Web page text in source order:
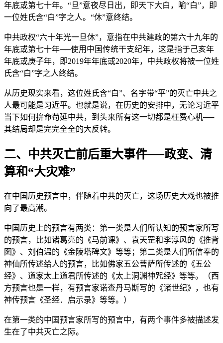
年底或第七十年。“旦”意夜尽日出，即天下大白，喻“白”，即
一位姓氏含“白”字之人。“休”意终结。
中共政权“六十年光一旦休”，意指在中共建政的第六十九年的
年底或第七十年──使用中国传统干支纪年，这是指于己亥年
年底或庚子年，即2019年年底或2020年，中共政权将被一位姓
氏含“白”字之人终结。
从历史现实来看，这位姓氏含“白”、名字带“平”的灭亡中共之
人最可能是习近平。也就是说，在历史的安排中，无论习近平
当下如何拚命苟延中共，到头来所有这一切都是枉费心机──
其结局却是完完全全的大反转。
二、中共灭亡前后重大事件──政变、清
算和“大灾难”
在中国历史预言中，伴随着中共的灭亡，这场历史大戏也被推
向了最高潮。
中国历史上的预言有两类：第一类是人们所认知的预言家所写
的预言，比如诸葛亮的《马前课》、袁天罡和李淳风的《推背
图》、刘伯温的《金陵塔碑文》等等；第二类是人们所信奉的
神仙所传述给人的预言，比如佛家五公菩萨所传述的《五公
经》、道家太上道君所传述的《太上洞渊神咒经》等等。（西
方预言也是一样，有预言家诺查丹马斯写的《诸世纪》，也有
神传预言《圣经．启示录》等等。）
在第一类的中国预言家所写的预言中，有两个事件多被描述发
生在了中共灭亡之际。